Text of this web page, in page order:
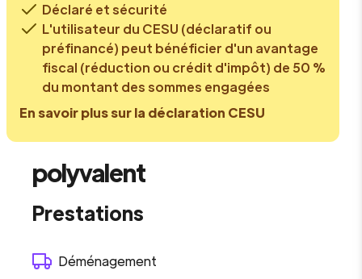
Déclaré et sécurité
L'utilisateur du CESU (déclaratif ou
préfinancé) peut bénéficier d'un avantage
fiscal (réduction ou crédit d'impôt) de 50 %
du montant des sommes engagées
En savoir plus sur la déclaration CESU
polyvalent
Prestations
Déménagement